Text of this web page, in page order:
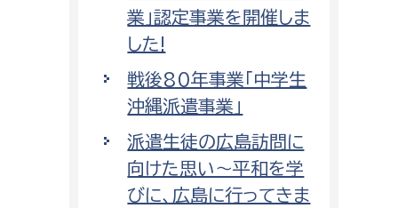
業」認定事業を開催しま
した!
戦後80年事業「中学生
沖縄派遣事業」
派遣生徒の広島訪問に
向けた思い〜平和を学
びに、広島に行ってきま